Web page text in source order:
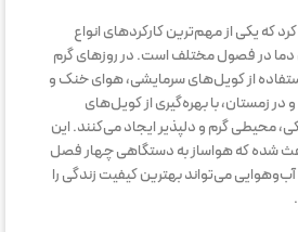
که یکی از مهم‌ترین کارکردهای انواع
دما در فصول مختلف است. در روزهای گرم
از کویل‌های سرمایشی، هوای خنک و
در زمستان، با بهره‌گیری از کویل‌های
محیطی گرم و دلپذیر ایجاد می‌کنند. این
شده که هواساز به دستگاهی چهار فصل
می‌تواند بهترین کیفیت زندگی را